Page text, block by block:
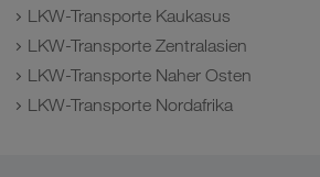
LKW-Transporte Kaukasus
LKW-Transporte Zentralasien
LKW-Transporte Naher Osten
LKW-Transporte Nordafrika